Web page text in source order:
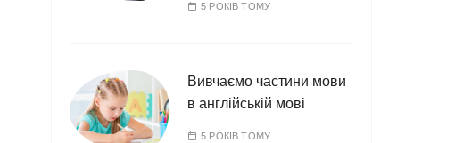
5 РОКІВ ТОМУ
Вивчаємо частини мови
в англійській мові
5 РОКІВ ТОМУ